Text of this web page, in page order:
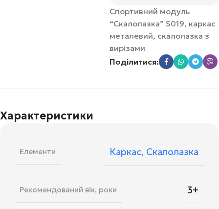
Спортивний модуль
“Скалолазка” S019, каркас
металевий, скалолазка з
вирізами
Поділитися:
Характеристики
Елементи Каркас, Скалолазка
Рекомендований вік, роки 3+